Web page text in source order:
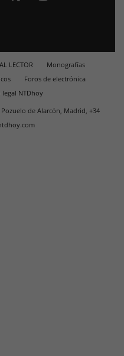
LECTOR
Monografías
Foros de electrónica
legal NTDhoy
de Alarcón, Madrid, +34